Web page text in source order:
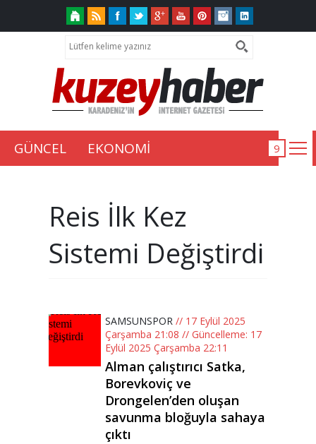
GÜNCEL EKONOMİ
Reis İlk Kez
Sistemi Değiştirdi
SAMSUNSPOR // 17 Eylül 2025
Çarşamba 21:08 // Güncelleme: 17
Eylül 2025 Çarşamba 22:11
Alman çalıştırıcı Satka,
Borevkoviç ve
Drongelen’den oluşan
savunma bloğuyla sahaya
çıktı